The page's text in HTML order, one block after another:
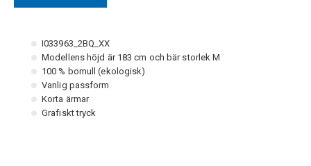
I033963_2BQ_XX
Modellens höjd är 183 cm och bär storlek M
100 % bomull (ekologisk)
Vanlig passform
Korta ärmar
Grafiskt tryck